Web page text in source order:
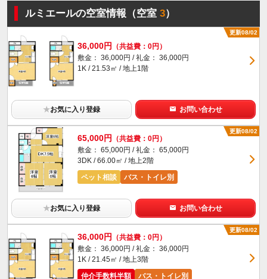
ルミエールの空室情報（空室3）
更新08/02
36,000円
（共益費：0円）
敷金： 36,000円 / 礼金： 36,000円
1K / 21.53㎡ / 地上1階
★お気に入り登録 お問い合わせ
更新08/02
65,000円
（共益費：0円）
敷金： 65,000円 / 礼金： 65,000円
3DK / 66.00㎡ / 地上2階
ペット相談
バス・トイレ別
★お気に入り登録 お問い合わせ
更新08/02
36,000円
（共益費：0円）
敷金： 36,000円 / 礼金： 36,000円
1K / 21.45㎡ / 地上3階
仲介手数料半額
バス・トイレ別